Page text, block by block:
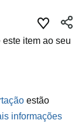
item ao seu
estão
informações